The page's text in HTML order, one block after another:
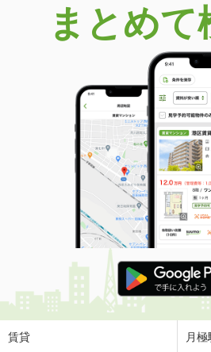
まとめて
賃貸 月